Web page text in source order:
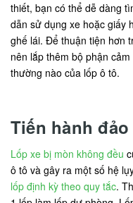
thiết, bạn có thể dễ dàng
dẫn sử dụng xe hoặc giấy
ghế lái. Để thuận tiện hơn
nên lắp thêm bộ phận
thường nào của lốp ô tô.
Tiến hành
Lốp xe bị mòn không đều
ô tô và gây ra một số hệ
lốp định kỳ theo quy tắc.